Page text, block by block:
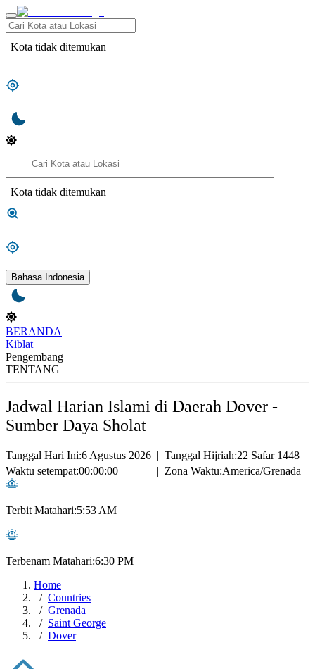
Kota tidak ditemukan
Kota tidak ditemukan
Bahasa Indonesia
BERANDA
Kiblat
Pengembang
TENTANG
Jadwal Harian Islami di Daerah Dover -
Sumber Daya Sholat
Tanggal Hari Ini:6 Agustus 2026 | Tanggal Hijriah:22 Safar 1448
Waktu setempat:00:00:00 | Zona Waktu:America/Grenada
Terbit Matahari:5:53 AM
Terbenam Matahari:6:30 PM
Home
Countries
Grenada
Saint George
Dover